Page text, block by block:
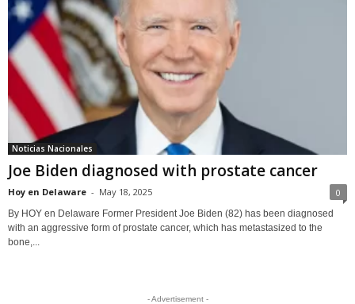
Noticias Nacionales
Joe Biden diagnosed with prostate cancer
Hoy en Delaware - May 18, 2025 0
By HOY en Delaware Former President Joe Biden (82) has been diagnosed
with an aggressive form of prostate cancer, which has metastasized to the
bone,...
- Advertisement -